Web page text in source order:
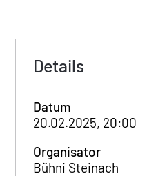
Details
Datum
20.02.2025, 20:00
Organisator
Bühni Steinach